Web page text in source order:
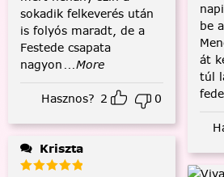
sokadik felkeverés után
is folyós maradt, de a
Festede csapata
nagyon ...More
Hasznos? 2 0
Kriszta
be
át
túl